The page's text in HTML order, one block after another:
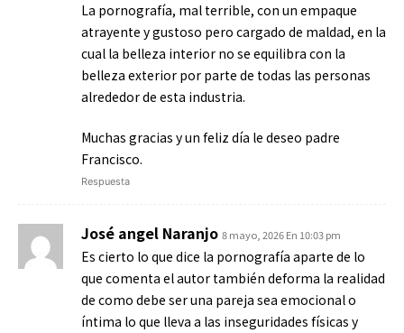
La pornografía, mal terrible, con un empaque
atrayente y gustoso pero cargado de maldad, en la
cual la belleza interior no se equilibra con la
belleza exterior por parte de todas las personas
alrededor de esta industria.
Muchas gracias y un feliz día le deseo padre
Francisco.
Respuesta
José angel Naranjo 8 mayo, 2026 En 10:03 pm
Es cierto lo que dice la pornografía aparte de lo
que comenta el autor también deforma la realidad
de como debe ser una pareja sea emocional o
íntima lo que lleva a las inseguridades físicas y